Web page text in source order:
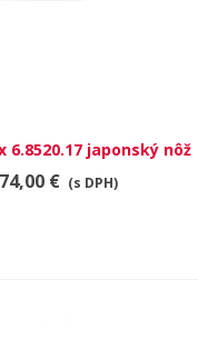
RÝCHLY NÁHĽAD
6.8520.17 japonský nôž
74,00 € (s DPH)